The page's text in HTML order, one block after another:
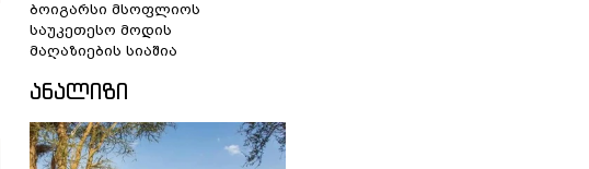
ბოიგარსი მსოფლიოს
საუკეთესო მოდის
მაღაზიების სიაშია
ᲐᲜᲐᲚᲘᲖᲘ